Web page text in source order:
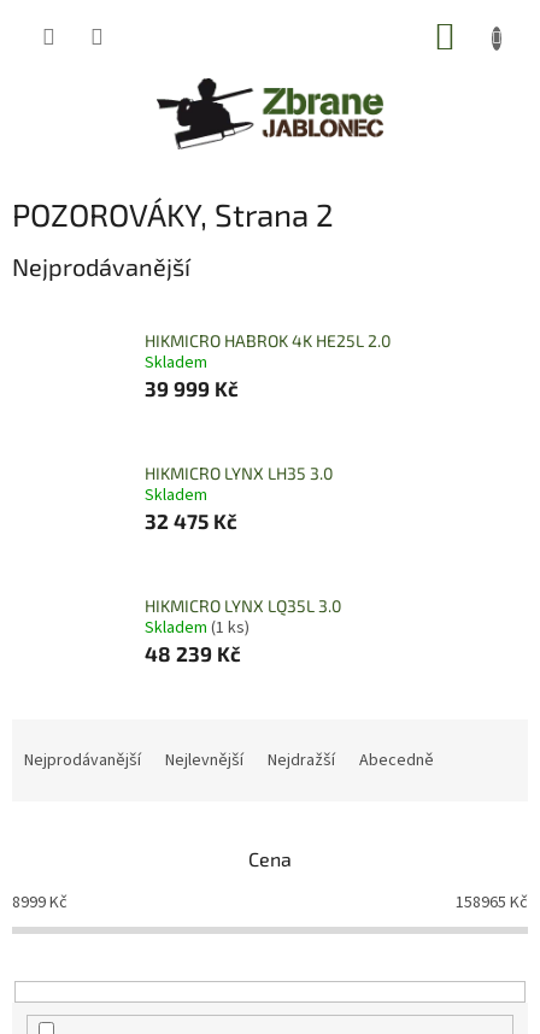
POZOROVÁKY, Strana 2
Nejprodávanější
HIKMICRO HABROK 4K HE25L 2.0
Skladem
39 999 Kč
HIKMICRO LYNX LH35 3.0
Skladem
32 475 Kč
HIKMICRO LYNX LQ35L 3.0
Skladem (1 ks)
48 239 Kč
p
r
o
u
Nejprodávanější Nejlevnější Nejdražší Abecedně
Cena
8999Kč 158965 Kč